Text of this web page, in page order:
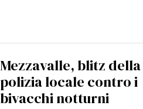
Mezzavalle, blitz della
polizia locale contro i
bivacchi notturni